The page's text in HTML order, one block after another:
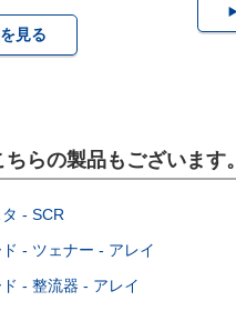
見る
らの製品もございます。
- SCR
- ツェナー - アレイ
- 整流器 - アレイ